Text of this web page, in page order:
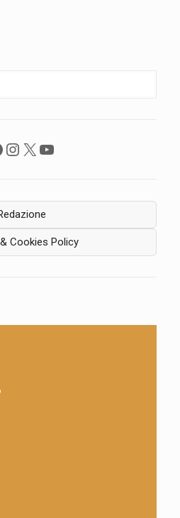
Instagram
X YouTube
Cookies Policy